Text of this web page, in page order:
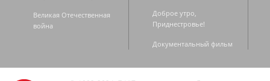
Великая Отечественная
война
Доброе утро,
Приднестровье!
Документальный фильм